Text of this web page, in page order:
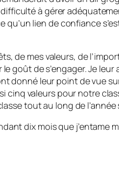
difficulté à gérer
lien de confiance
de mes valeurs, de
goût de s’engager. Je leur
donné leur point de vue
cinq valeurs pour notre
tout au long de l’année
dix mois que j’entame